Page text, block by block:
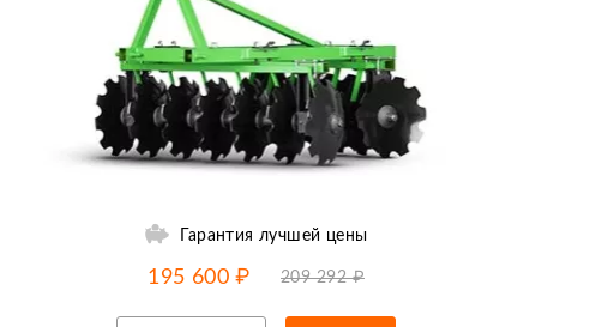
Гарантия лучшей цены
-7% от цены до10.08
195 600 ₽ 209 292 ₽